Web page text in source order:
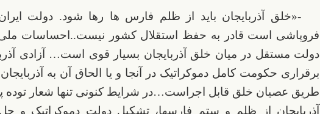
-«خلق آذربایجان باید از ظلم فارس ها رها شود. دولت
فروپاشی است قادر به حفظ استقلال کشور نیست..احساسات ملی
دولت مستقل در میان خلق آذربایجان بسیار قوی است… آزادی
برقراری حکومت کامل دموکراتیک در آنجا و یا الحاق آن به
طریق عصیان خلق قابل اجراست…در شرایط کنونی تنها شعار توده
آذربایجان از ظلم و ستم فارسها، تشکیل دولت دموکراتیک و